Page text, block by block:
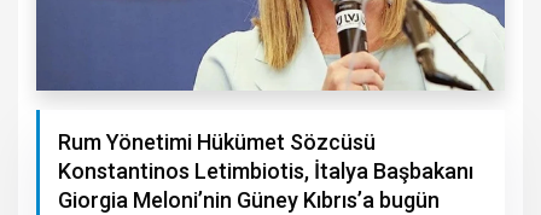
Rum Yönetimi Hükümet Sözcüsü
Konstantinos Letimbiotis, İtalya Başbakanı
Giorgia Meloni’nin Güney Kıbrıs’a bugün